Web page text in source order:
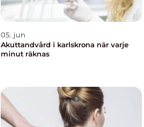
05. jun
Akuttandvård i karlskrona när varje
minut räknas